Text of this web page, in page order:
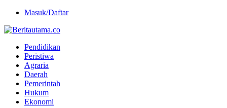
Masuk/Daftar
Pendidikan
Peristiwa
Agraria
Daerah
Pemerintah
Hukum
Ekonomi